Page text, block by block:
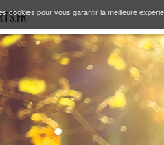
cookies pour vous garantir la meilleure